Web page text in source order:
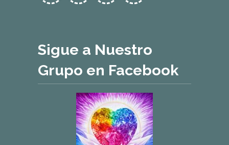
Sigue a Nuestro
Grupo en Facebook